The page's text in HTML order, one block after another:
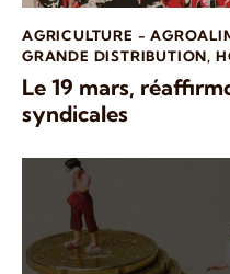
AGRICULTURE -
GRANDE DISTRIBUTION,
Le 19 mars,
syndicales